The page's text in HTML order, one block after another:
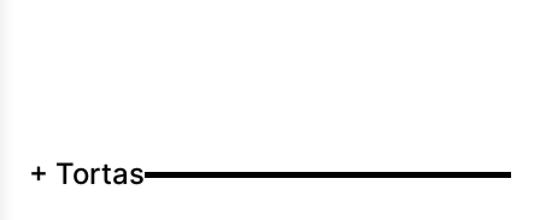
+ Tortas